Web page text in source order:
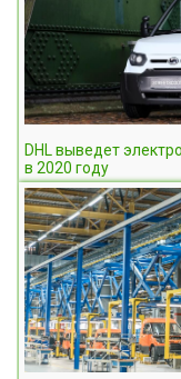
DHL выведет
в 2020 году